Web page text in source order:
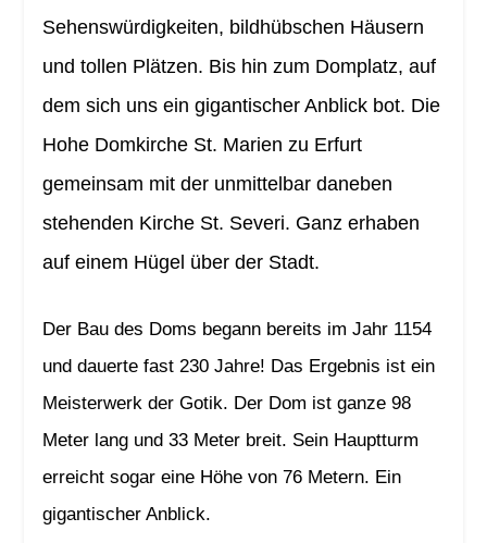
Sehenswürdigkeiten, bildhübschen Häusern
und tollen Plätzen. Bis hin zum Domplatz, auf
dem sich uns ein gigantischer Anblick bot. Die
Hohe Domkirche St. Marien zu Erfurt
gemeinsam mit der unmittelbar daneben
stehenden Kirche St. Severi. Ganz erhaben
auf einem Hügel über der Stadt.
Der Bau des Doms begann bereits im Jahr 1154
und dauerte fast 230 Jahre! Das Ergebnis ist ein
Meisterwerk der Gotik. Der Dom ist ganze 98
Meter lang und 33 Meter breit. Sein Hauptturm
erreicht sogar eine Höhe von 76 Metern. Ein
gigantischer Anblick.